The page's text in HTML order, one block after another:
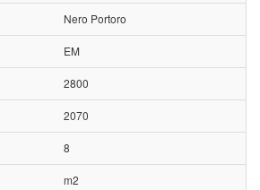
Nero Portoro
EM
2800
2070
8
m2